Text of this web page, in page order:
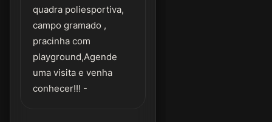
quadra poliesportiva,
campo gramado ,
pracinha com
playground,Agende
uma visita e venha
conhecer!!! -